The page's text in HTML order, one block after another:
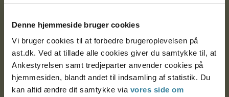
Denne hjemmeside bruger cookies
Vi bruger cookies til at forbedre brugeroplevelsen på
ast.dk. Ved at tillade alle cookies giver du samtykke til, at
Ankestyrelsen samt tredjeparter anvender cookies på
hjemmesiden, blandt andet til indsamling af statistik. Du
kan altid ændre dit samtykke via vores side om
Nytorv 7, 2. sal
9000 Aalborg
Ankestyrelsen Aalborg